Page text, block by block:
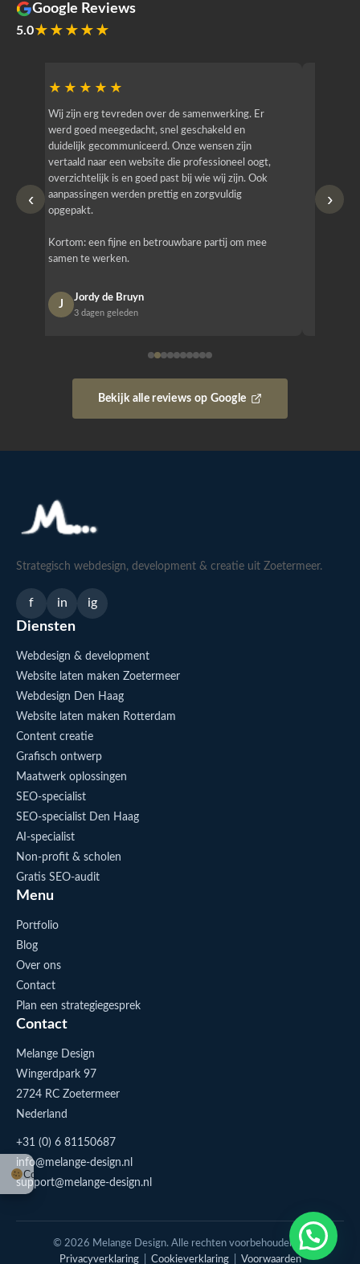
Google Reviews
5.0★★★★★
‹
★★★★★
Wij zijn erg tevreden over de samenwerking. Er
werd goed meegedacht, snel geschakeld en
duidelijk gecommuniceerd. Onze wensen zijn
vertaald naar een website die professioneel oogt,
overzichtelijk is en goed past bij wie wij zijn. Ook
aanpassingen werden prettig en zorgvuldig
opgepakt.
Kortom: een fijne en betrouwbare partij om mee
samen te werken.
J
Jordy de Bruyn
3 dagen geleden
›
Bekijk alle reviews op Google
Cookie-instellingen
Stuur me een appje
Strategisch webdesign, development & creatie uit Zoetermeer.
f in ig
Diensten
Webdesign & development
Website laten maken Zoetermeer
Webdesign Den Haag
Website laten maken Rotterdam
Content creatie
Grafisch ontwerp
Maatwerk oplossingen
SEO-specialist
SEO-specialist Den Haag
AI-specialist
Non-profit & scholen
Gratis SEO-audit
Menu
Portfolio
Blog
Over ons
Contact
Plan een strategiegesprek
Contact
Melange Design
Wingerdpark 97
2724 RC Zoetermeer
Nederland
+31 (0) 6 81150687
info@melange-design.nl
support@melange-design.nl
© 2026 Melange Design. Alle rechten voorbehouden. |
Privacyverklaring| Cookieverklaring| Voorwaarden